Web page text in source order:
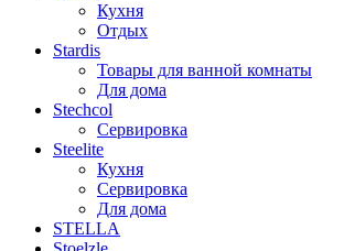
Кухня
Отдых
Stardis
Товары для ванной комнаты
Для дома
Stechcol
Сервировка
Steelite
Кухня
Сервировка
Для дома
STELLA